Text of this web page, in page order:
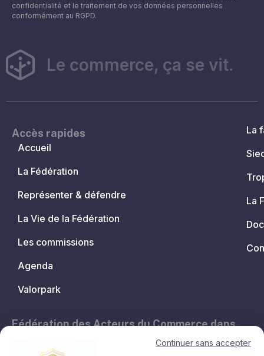
confidentialité et le traitement de vos données personnelles
conformément au RGPD.
Le commerce, ça se vit.
Accès rapides
Accueil
La Fédération
Représenter & défendre
La Vie de la Fédération
Les commissions
Agenda
Valorpark
La
La
Fédération des Acteurs du Commerce dans
11, avenue de l'Opéra - 75001 Paris
Continuer sans accepter